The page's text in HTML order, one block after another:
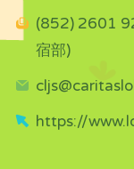
(852) 2601
宿部)
https://